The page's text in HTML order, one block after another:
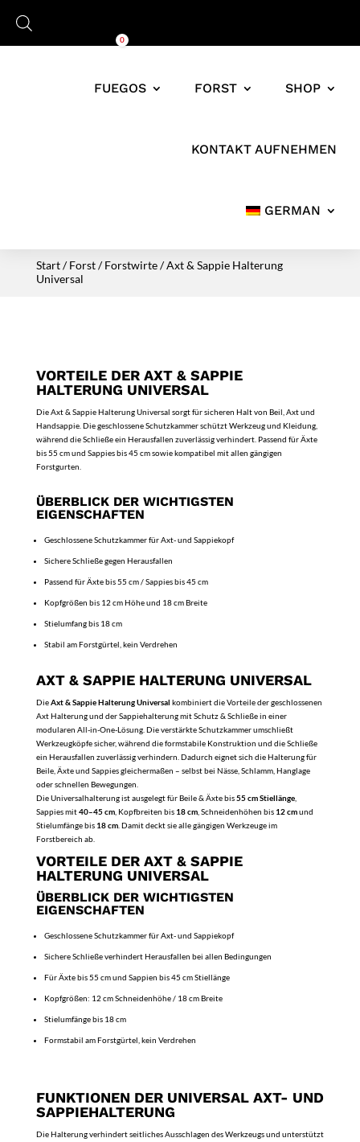
0
FUEGOS FORST SHOP
KONTAKT AUFNEHMEN
GERMAN
Start/Forst/Forstwirte/ Axt & Sappie Halterung
Universal
VORTEILE DER AXT & SAPPIE
HALTERUNG UNIVERSAL
Die Axt & Sappie Halterung Universal sorgt für sicheren Halt von Beil, Axt und
Handsappie. Die geschlossene Schutzkammer schützt Werkzeug und Kleidung,
während die Schließe ein Herausfallen zuverlässig verhindert. Passend für Äxte
bis 55 cm und Sappies bis 45 cm sowie kompatibel mit allen gängigen
Forstgurten.
ÜBERBLICK DER WICHTIGSTEN
EIGENSCHAFTEN
Geschlossene Schutzkammer für Axt- und Sappiekopf
Sichere Schließe gegen Herausfallen
Passend für Äxte bis 55 cm / Sappies bis 45 cm
Kopfgrößen bis 12 cm Höhe und 18 cm Breite
Stielumfang bis 18 cm
Stabil am Forstgürtel, kein Verdrehen
AXT & SAPPIE HALTERUNG UNIVERSAL
DieAxt & Sappie Halterung Universal kombiniert die Vorteile der geschlossenen
Axt Halterung und der Sappiehalterung mit Schutz & Schließe in einer
modularen All-in-One-Lösung. Die verstärkte Schutzkammer umschließt
Werkzeugköpfe sicher, während die formstabile Konstruktion und die Schließe
ein Herausfallen zuverlässig verhindern. Dadurch eignet sich die Halterung für
Beile, Äxte und Sappies gleichermaßen – selbst bei Nässe, Schlamm, Hanglage
oder schnellen Bewegungen.
Die Universalhalterung ist ausgelegt für Beile & Äxte bis55 cm Stiellänge,
Sappies mit40–45 cm, Kopfbreiten bis 18 cm, Schneidenhöhen bis 12 cmund
Stielumfänge bis 18 cm. Damit deckt sie alle gängigen Werkzeuge im
Forstbereich ab.
VORTEILE DER AXT & SAPPIE
HALTERUNG UNIVERSAL
ÜBERBLICK DER WICHTIGSTEN
EIGENSCHAFTEN
Geschlossene Schutzkammer für Axt- und Sappiekopf
Sichere Schließe verhindert Herausfallen bei allen Bedingungen
Für Äxte bis 55 cm und Sappien bis 45 cm Stiellänge
Kopfgrößen: 12 cm Schneidenhöhe / 18 cm Breite
Stielumfänge bis 18 cm
Formstabil am Forstgürtel, kein Verdrehen
FUNKTIONEN DER UNIVERSAL AXT- UND
SAPPIEHALTERUNG
Die Halterung verhindert seitliches Ausschlagen des Werkzeugs und unterstützt